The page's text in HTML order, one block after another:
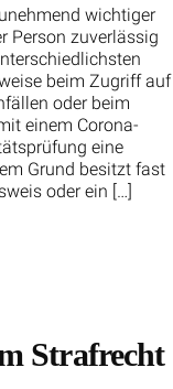
wichtiger
Person zuverlässig
beim Zugriff auf
oder beim
einem Corona-
eine
Grund besitzt fast
oder ein […]
Strafrecht